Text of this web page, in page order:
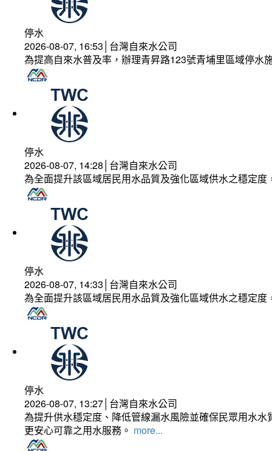
停水
2026-08-07, 16:53│台灣自來水公司
為提高自來水普及率，辦理青昇路123號青埔里區域停水
停水
2026-08-07, 14:28│台灣自來水公司
為全面提升該區域居民用水品質及強化區域供水之穩定
停水
2026-08-07, 14:33│台灣自來水公司
為全面提升該區域居民用水品質及強化區域供水之穩定
停水
2026-08-07, 13:27│台灣自來水公司
為提升供水穩定度、降低管線漏水風險並確保民眾用水
更安心可靠之用水服務。 more...